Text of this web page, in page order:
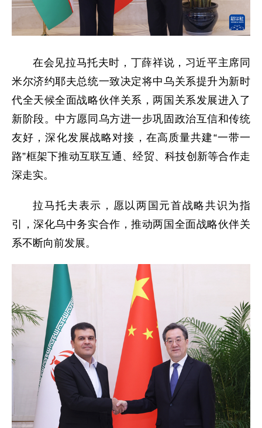
在会见拉马托夫时，丁薛祥说，习近平主席同
米尔济约耶夫总统一致决定将中乌关系提升为新时
代全天候全面战略伙伴关系，两国关系发展进入了
新阶段。中方愿同乌方进一步巩固政治互信和传统
友好，深化发展战略对接，在高质量共建“一带一
路”框架下推动互联互通、经贸、科技创新等合作走
深走实。
拉马托夫表示，愿以两国元首战略共识为指
引，深化乌中务实合作，推动两国全面战略伙伴关
系不断向前发展。